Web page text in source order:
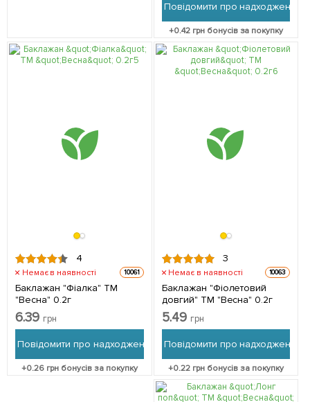
Повідомити про надходження
+0.42грн бонусів за покупку
4
Немає в наявності 10061
Баклажан "Фіалка" ТМ
"Весна" 0.2г
6.39 грн
Повідомити про надходження
+0.26 грн бонусів за покупку
3
Немає в наявності 10063
Баклажан "Фіолетовий
довгий" ТМ "Весна" 0.2г
5.49 грн
Повідомити про надходження
+0.22 грн бонусів за покупку